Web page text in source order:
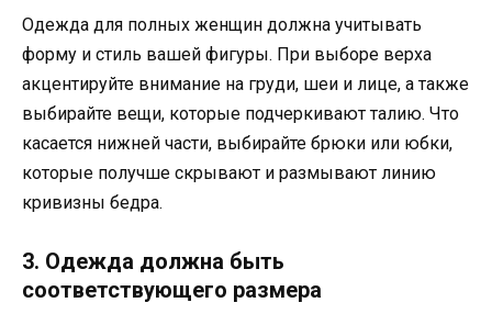
Одежда для полных женщин должна учитывать
форму и стиль вашей фигуры. При выборе верха
акцентируйте внимание на груди, шеи и лице, а также
выбирайте вещи, которые подчеркивают талию. Что
касается нижней части, выбирайте брюки или юбки,
которые получше скрывают и размывают линию
кривизны бедра.
3. Одежда должна быть
соответствующего размера